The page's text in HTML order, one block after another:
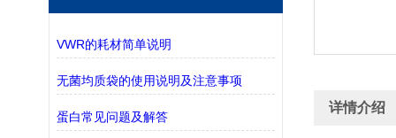
VWR的耗材简单说明
无菌均质袋的使用说明及注意事项
蛋白常见问题及解答
详情介绍